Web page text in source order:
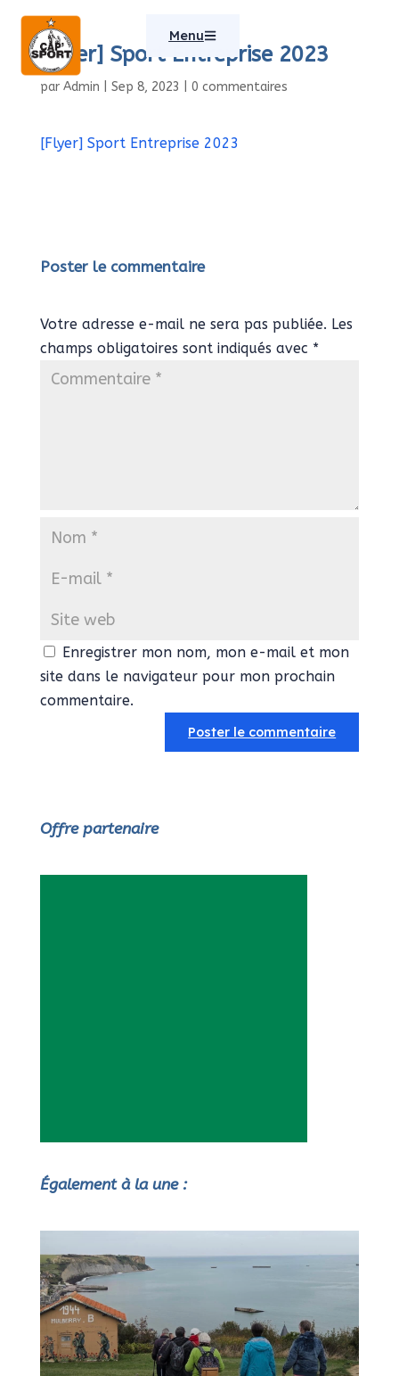
Menu
[Flyer] Sport Entreprise 2023
par Admin Sep 8, 2023 0 commentaires
[Flyer] Sport Entreprise 2023
Poster le commentaire
Votre adresse e-mail ne sera pas publiée. Les
champs obligatoires sont indiqués avec *
Enregistrer mon nom, mon e-mail et mon
site dans le navigateur pour mon prochain
commentaire.
Offre partenaire
Également à la une :